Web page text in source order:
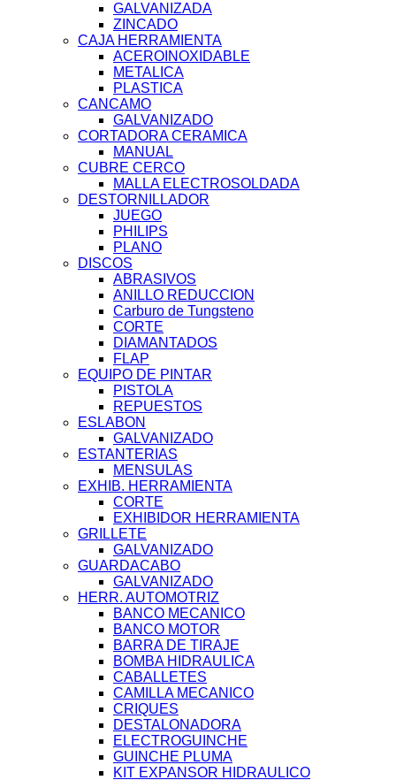
GALVANIZADA
ZINCADO
CAJA HERRAMIENTA
ACEROINOXIDABLE
METALICA
PLASTICA
CANCAMO
GALVANIZADO
CORTADORA CERAMICA
MANUAL
CUBRE CERCO
MALLA ELECTROSOLDADA
DESTORNILLADOR
JUEGO
PHILIPS
PLANO
DISCOS
ABRASIVOS
ANILLO REDUCCION
Carburo de Tungsteno
CORTE
DIAMANTADOS
FLAP
EQUIPO DE PINTAR
PISTOLA
REPUESTOS
ESLABON
GALVANIZADO
ESTANTERIAS
MENSULAS
EXHIB. HERRAMIENTA
CORTE
EXHIBIDOR HERRAMIENTA
GRILLETE
GALVANIZADO
GUARDACABO
GALVANIZADO
HERR. AUTOMOTRIZ
BANCO MECANICO
BANCO MOTOR
BARRA DE TIRAJE
BOMBA HIDRAULICA
CABALLETES
CAMILLA MECANICO
CRIQUES
DESTALONADORA
ELECTROGUINCHE
GUINCHE PLUMA
KIT EXPANSOR HIDRAULICO